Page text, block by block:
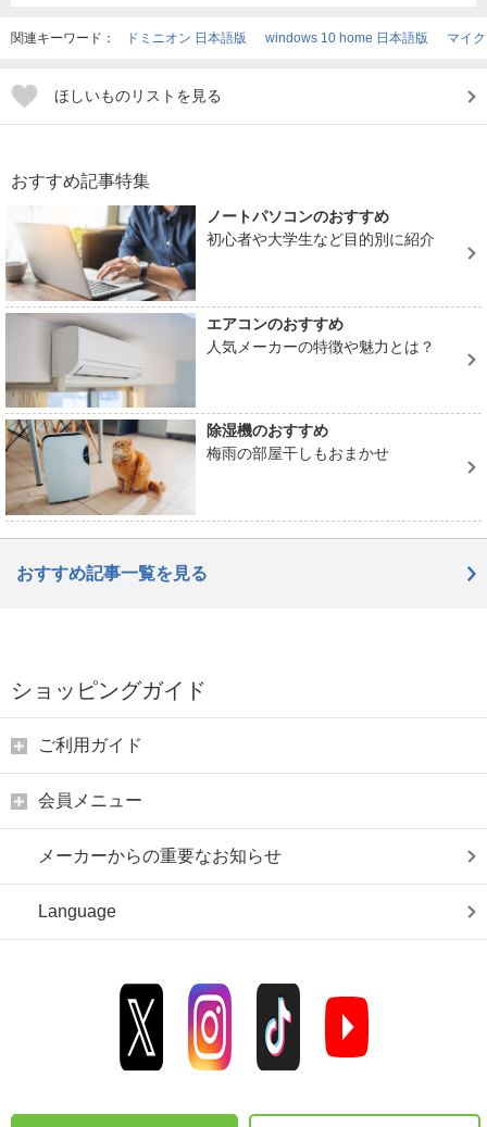
関連キーワード： ドミニオン 日本語版 windows 10 home 日本語版 マイ
ほしいものリストを見る
おすすめ記事特集
ノートパソコンのおすすめ
初心者や大学生など目的別に紹介
エアコンのおすすめ
人気メーカーの特徴や魅力とは？
除湿機のおすすめ
梅雨の部屋干しもおまかせ
おすすめ記事一覧を見る
ショッピングガイド
ご利用ガイド
会員メニュー
メーカーからの重要なお知らせ
Language